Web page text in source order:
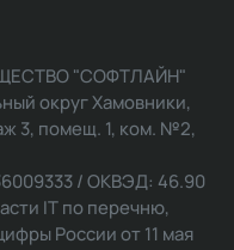
"СОФТЛАЙН"
округ Хамовники,
3, помещ. 1, ком. №2,
/ ОКВЭД: 46.90
IT по перечню,
России от 11 мая